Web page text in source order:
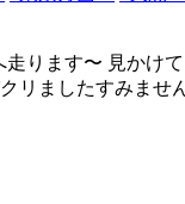
走ります〜 見かけ
リましたすみませ